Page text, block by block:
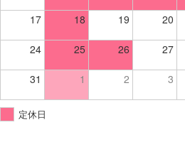
17 18 19 20
24 25 26 27
31 1 2 3
定休日